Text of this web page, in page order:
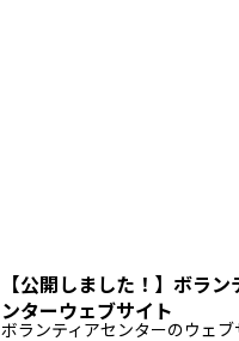
【公開しました！】ボラン
ンターウェブサイト
ボランティアセンターのウェ